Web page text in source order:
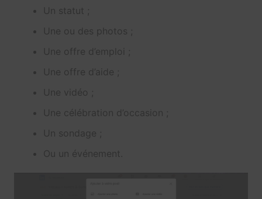
Un statut ;
Une ou des photos ;
Une offre d’emploi ;
Une offre d’aide ;
Une vidéo ;
Une célébration d’occasion ;
Un sondage ;
Ou un événement.